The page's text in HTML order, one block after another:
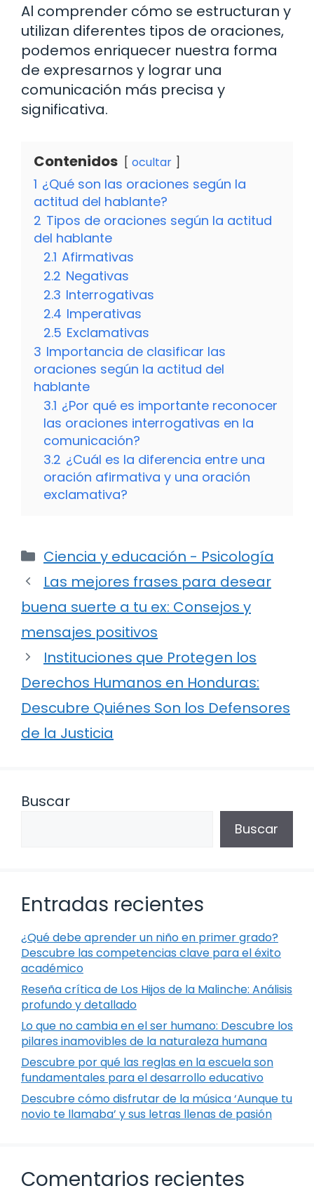
Al comprender cómo se estructuran y
utilizan diferentes tipos de oraciones,
podemos enriquecer nuestra forma
de expresarnos y lograr una
comunicación más precisa y
significativa.
Contenidos ocultar
1 ¿Qué son las oraciones según la
actitud del hablante?
2 Tipos de oraciones según la actitud
del hablante
2.1 Afirmativas
2.2 Negativas
2.3 Interrogativas
2.4 Imperativas
2.5 Exclamativas
3 Importancia de clasificar las
oraciones según la actitud del
hablante
3.1 ¿Por qué es importante reconocer
las oraciones interrogativas en la
comunicación?
3.2 ¿Cuál es la diferencia entre una
oración afirmativa y una oración
exclamativa?
Categorías
Ciencia y educación - Psicología
Las mejores frases para desear
buena suerte a tu ex: Consejos y
mensajes positivos
Instituciones que Protegen los
Derechos Humanos en Honduras:
Descubre Quiénes Son los Defensores
de la Justicia
Buscar
Buscar
Entradas recientes
¿Qué debe aprender un niño en primer grado?
Descubre las competencias clave para el éxito
académico
Reseña crítica de Los Hijos de la Malinche: Análisis
profundo y detallado
Lo que no cambia en el ser humano: Descubre los
pilares inamovibles de la naturaleza humana
Descubre por qué las reglas en la escuela son
fundamentales para el desarrollo educativo
Descubre cómo disfrutar de la música ‘Aunque tu
novio te llamaba’ y sus letras llenas de pasión
Comentarios recientes